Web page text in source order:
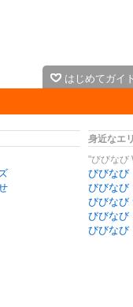
はじめてガイ
身近なエ
"びびなび
びびなび
びびなび
びびなび
びびなび
びびなび